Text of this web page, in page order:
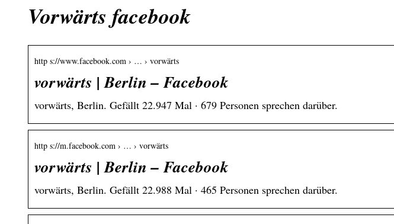
Vorwärts facebook
http s://www.facebook.com › … › vorwärts
vorwärts | Berlin – Facebook
vorwärts, Berlin. Gefällt 22.947 Mal · 679 Personen sprechen darüber.
http s://m.facebook.com › … › vorwärts
vorwärts | Berlin – Facebook
vorwärts, Berlin. Gefällt 22.988 Mal · 465 Personen sprechen darüber.